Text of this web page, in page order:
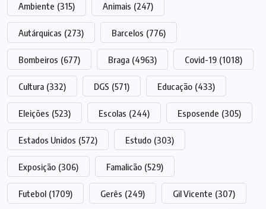
Ambiente (315) Animais (247)
Autárquicas (273) Barcelos (776)
Bombeiros (677) Braga (4963) Covid-19 (1018)
Cultura (332) DGS (571) Educação (433)
Eleições (523) Escolas (244) Esposende (305)
Estados Unidos (572) Estudo (303)
Exposição (306) Famalicão (529)
Futebol (1709) Gerês (249) Gil Vicente (307)